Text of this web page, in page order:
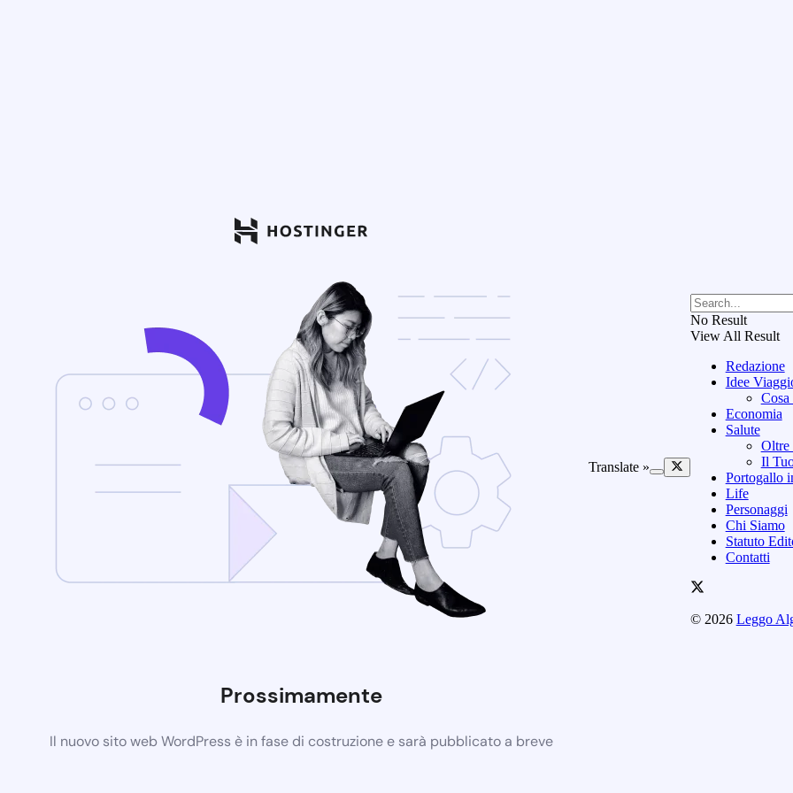
Prossimamente
Il nuovo sito web WordPress è in fase di costruzione e sarà pubblicato a breve
Translate »
No Result
View All Result
Redazione
Idee
Economia
Salute
Oltre
Il
Portogallo
Life
Personaggi
Chi Siamo
Statuto
Contatti
© 2026 Leggo